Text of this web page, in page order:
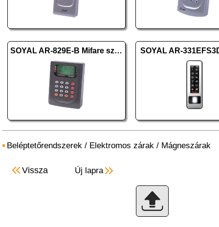
SOYAL AR-829E-B Mifare szürke SOYAL AR-
Beléptetőrendszerek / Elektromos zárak / Mágneszárak
Vissza Új lapra